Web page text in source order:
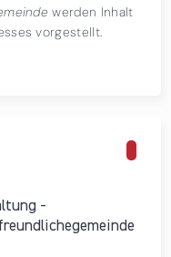
werden Inhalt
vorgestellt.
-